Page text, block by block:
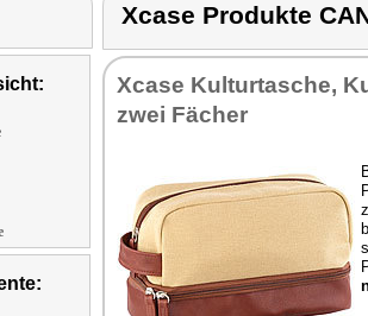
Xcase Produkte
Xca­se Kul­tur­ta­sche,
zwei Fä­cher